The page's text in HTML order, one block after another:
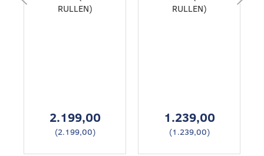
RULLEN)
2.199,00
(2.199,00)
RULLEN)
1.239,00
(1.239,00)